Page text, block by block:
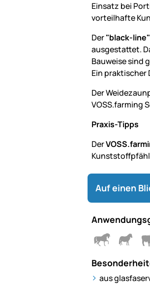
Einsatz bei
vorteilhafte
Der"black-
ausgestattet.
Bauweise sind
Ein praktischer
Der
VOSS.farming
Praxis-Tipps
Der
Auf einen
aus